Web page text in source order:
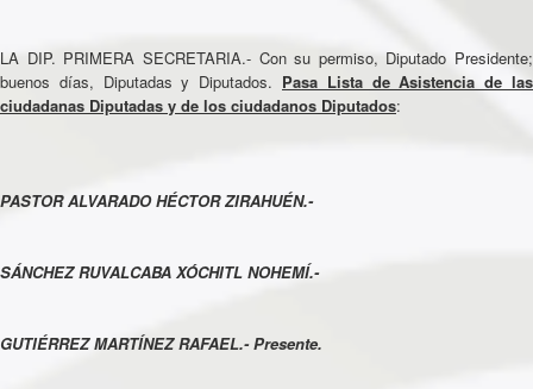
LA DIP. PRIMERA SECRETARIA.- Con su permiso, Diputado Presidente;
buenos días, Diputadas y Diputados. Pasa Lista de Asistencia de las
ciudadanas Diputadas y de los ciudadanos Diputados:
PASTOR ALVARADO HÉCTOR ZIRAHUÉN.-
SÁNCHEZ RUVALCABA XÓCHITL NOHEMÍ.-
GUTIÉRREZ MARTÍNEZ RAFAEL.- Presente.